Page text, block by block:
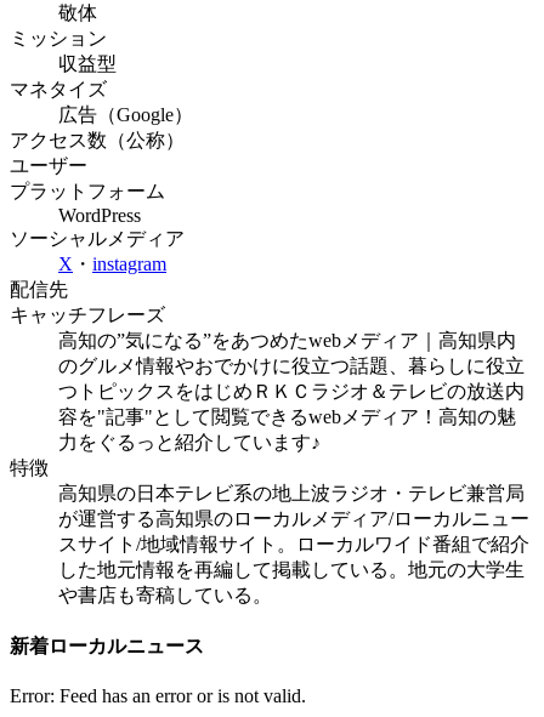
敬体
ミッション
収益型
マネタイズ
広告（Google）
アクセス数（公称）
ユーザー
プラットフォーム
WordPress
ソーシャルメディア
X ・ instagram
配信先
キャッチフレーズ
高知の”気になる”をあつめたwebメディア｜高知県内
のグルメ情報やおでかけに役立つ話題、暮らしに役立
つトピックスをはじめＲＫＣラジオ＆テレビの放送内
容を"記事"として閲覧できるwebメディア！高知の魅
力をぐるっと紹介しています♪
特徴
高知県の日本テレビ系の地上波ラジオ・テレビ兼営局
が運営する高知県のローカルメディア/ローカルニュー
スサイト/地域情報サイト。ローカルワイド番組で紹介
した地元情報を再編して掲載している。地元の大学生
や書店も寄稿している。
新着ローカルニュース
Error: Feed has an error or is not valid.